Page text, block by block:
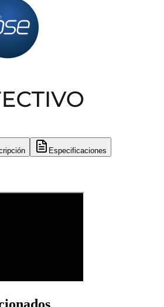
Especificaciones